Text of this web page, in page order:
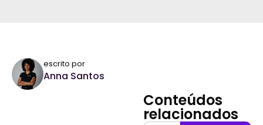
escrito por
Anna Santos
Conteúdos
relacionados